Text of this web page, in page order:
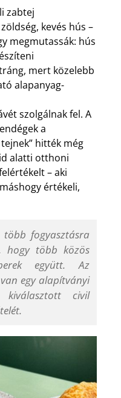
zabtej
kevés hús –
megmutassák: hús
mert közelebb
alapanyag-
szolgálnak fel. A
a
hitték még
alatti otthoni
– aki
értékeli,
fogyasztásra
hogy több közös
együtt. Az
egy alapítványi
kiválasztott civil